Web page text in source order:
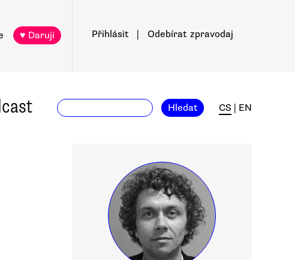
♥ Daruji Přihlásit Odebírat zpravodaj
Hledat CS EN